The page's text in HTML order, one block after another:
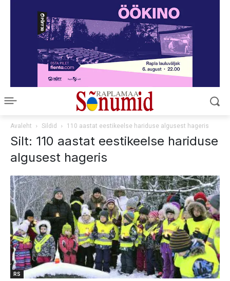
Avaleht Sildid 110 aastat eestikeelse hariduse algusest hageris
Silt: 110 aastat eestikeelse hariduse
algusest hageris
RS